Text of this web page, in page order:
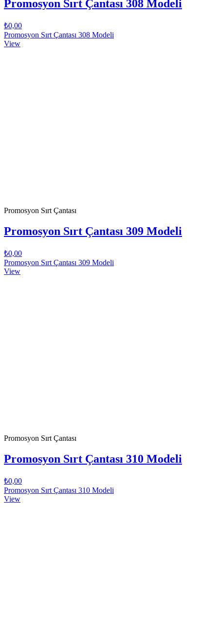
Promosyon Sırt Çantası 308 Modeli
₺0,00
Promosyon Sırt Çantası 308 Modeli
View
Promosyon Sırt Çantası
Promosyon Sırt Çantası 309 Modeli
₺0,00
Promosyon Sırt Çantası 309 Modeli
View
Promosyon Sırt Çantası
Promosyon Sırt Çantası 310 Modeli
₺0,00
Promosyon Sırt Çantası 310 Modeli
View